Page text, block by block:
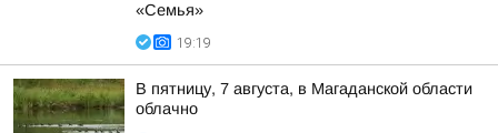
«Семья»
19:19
В пятницу, 7 августа, в Магаданской области
облачно